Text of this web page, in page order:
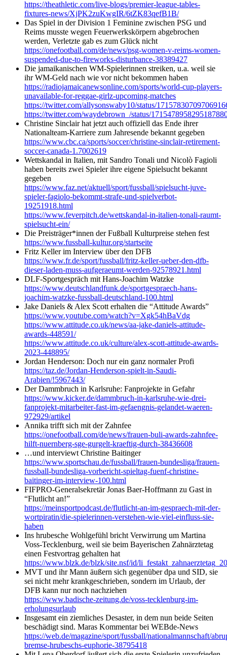
https://theathletic.com/live-blogs/premier-league-tables-
fixtures-news/XjPK2zuKwgIR/6tZK83qefB1B/
Das Spiel in der Division 1 Feminine zwischen PSG und
Reims musste wegen Feuerwerkskörpern abgebrochen
werden, Verletzte gab es zum Glück nicht
https://onefootball.com/de/news/psg-women-v-reims-women-
suspended-due-to-fireworks-disturbance-38389427
Die jamaikanischen WM-Spielerinnen streiken, u.a. weil sie
ihr WM-Geld nach wie vor nicht bekommen haben
https://radiojamaicanewsonline.com/sports/world-cup-players-
unavailable-for-reggae-girlz-upcoming-matches
https://twitter.com/allysonswaby10/status/
https://twitter.com/waydebrown_/status/
Christine Sinclair hat jetzt auch offiziell das Ende ihrer
Nationalteam-Karriere zum Jahresende bekannt gegeben
https://www.cbc.ca/sports/soccer/christine-sinclair-retirement-
soccer-canada-1.7002619
Wettskandal in Italien, mit Sandro Tonali und Nicolò Fagioli
haben bereits zwei Spieler ihre eigene Spielsucht bekannt
gegeben
https://www.faz.net/aktuell/sport/fussball/spielsucht-juve-
spieler-fagiolo-bekommt-strafe-und-spielverbot-
19251918.html
https://www.feverpitch.de/wettskandal-in-italien-tonali-raumt-
spielsucht-ein/
Die Preisträger*innen der Fußball Kulturpreise stehen fest
https://www.fussball-kultur.org/startseite
Fritz Keller im Interview über den DFB
https://www.fr.de/sport/fussball/fritz-keller-ueber-den-dfb-
dieser-laden-muss-aufgeraeumt-werden-92578921.html
DLF-Sportgespräch mit Hans-Joachim Watzke
https://www.deutschlandfunk.de/sportgespraech-hans-
joachim-watzke-fussball-deutschland-100.html
Jake Daniels & Alex Scott erhalten die “Attitude Awards”
https://www.youtube.com/watch?v=Xgk54hBaVdg
https://www.attitude.co.uk/news/aa-jake-daniels-attitude-
awards-448591/
https://www.attitude.co.uk/culture/alex-scott-attitude-awards-
2023-448895/
Jordan Henderson: Doch nur ein ganz normaler Profi
https://taz.de/Jordan-Henderson-spielt-in-Saudi-
Arabien/!5967443/
Der Dammbruch in Karlsruhe: Fanprojekte in Gefahr
https://www.kicker.de/dammbruch-in-karlsruhe-wie-drei-
fanprojekt-mitarbeiter-fast-im-gefaengnis-gelandet-waeren-
972929/artikel
Annika trifft sich mit der Zahnfee
https://onefootball.com/de/news/frauen-buli-awards-zahnfee-
hilft-nuernberg-sge-gurgelt-kraeftig-durch-38436608
…und interviewt Christine Baitinger
https://www.sportschau.de/fussball/frauen-bundesliga/frauen-
fussball-bundesliga-vorbericht-spieltag-fuenf-christine-
baitinger-im-interview-100.html
FIFPRO-Generalsekretär Jonas Baer-Hoffmann zu Gast in
“Flutlicht an!”
https://meinsportpodcast.de/flutlicht-an-im-gespraech-mit-der-
wortpiratin/die-spielerinnen-verstehen-wie-viel-einfluss-sie-
haben
Ins hrubesche Wohlgefühl bricht Verwirrung um Martina
Voss-Tecklenburg, weil sie beim Bayerischen Zahnärztetag
einen Festvortrag gehalten hat
https://www.blzk.de/blzk/site.nsf/id/
MVT und ihr Mann äußern sich gegenüber dpa und SID, sie
sei nicht mehr krankgeschrieben, sondern im Urlaub, der
DFB kann nur noch nachziehen
https://www.badische-zeitung.de/voss-tecklenburg-im-
erholungsurlaub
Insgesamt ein ziemliches Desaster, in dem nun beide Seiten
beschädigt sind. Maras Kommentar bei WEBde-News
https://web.de/magazine/sport/fussball/nationalmannschaft/
bremse-hrubeschs-euphorie-38795418